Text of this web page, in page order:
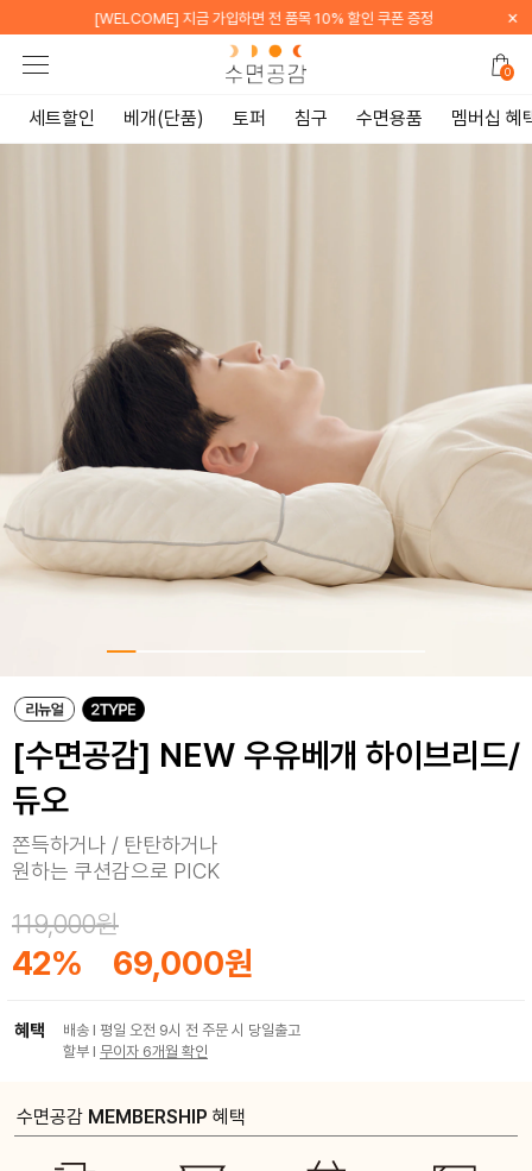
[WELCOME] 카카오톡 채널 친구 추가 시 배송비 무료 ×
0
세트할인 베개(단품) 토퍼 침구 수면용품 멤버십 혜
[수면공감] NEW 우유베개 하이브리드/
듀오
쫀득하거나 / 탄탄하거나
원하는 쿠션감으로 PICK
119,000원
42% 69,000원
혜택
배송 I 평일 오전 9시 전 주문 시 당일출고
할부 I 무이자 6개월 확인
수면공감 MEMBERSHIP 혜택